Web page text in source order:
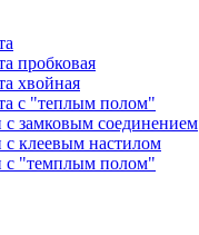
пробковая
хвойная
с "теплым полом"
замковым соединением
клеевым настилом
"темплым полом"